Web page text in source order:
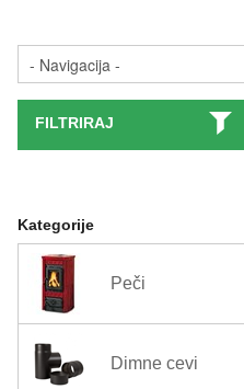
ZUNANJA UREDITEV
KMETIJSTVO
GRADNJA
ŠIROKA POTROŠNJA
FILTRIRAJ
Kategorije
Peči
Dimne cevi